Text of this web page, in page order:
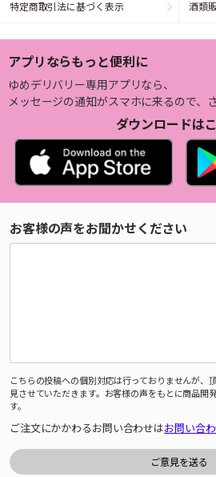
特定商取引法に基づく表示 酒類
アプリならもっと便利に
ゆめデリバリー専用アプリなら、
メッセージの通知がスマホに来るので、
ダウンロードは
お客様の声をお聞かせください
こちらの投稿への個別対応は行っておりませんが、
見させていただきます。お客様の声をもとに商品開
す。
ご注文にかかわるお問い合わせはお問い合